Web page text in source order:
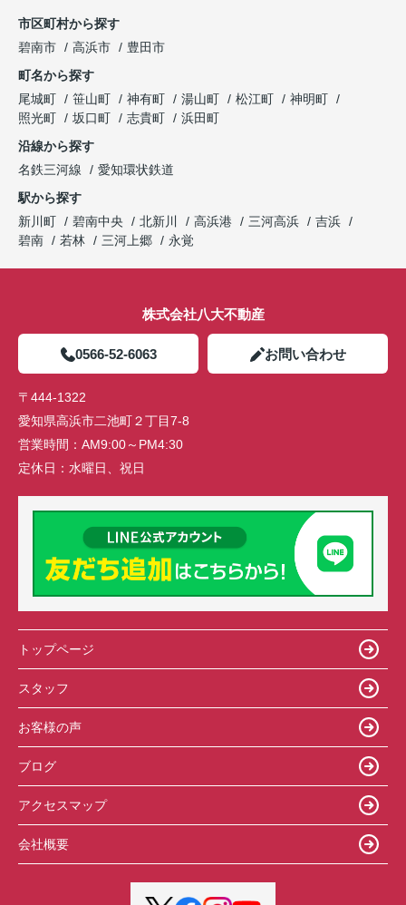
市区町村から探す
碧南市
高浜市
豊田市
町名から探す
尾城町
笹山町 神有町 湯山町 松江町
神明町
照光町
坂口町 志貴町
浜田町
沿線から探す
名鉄三河線
愛知環状鉄道
駅から探す
新川町
碧南中央 北新川 高浜港 三河高浜
吉浜
碧南
若林 三河上郷 永覚
株式会社八大不動産
0566-52-6063 お問い合わせ
〒444-1322
愛知県高浜市二池町２丁目7-8
営業時間： AM9:00～PM4:30
定休日： 水曜日、祝日
トップページ
スタッフ
お客様の声
ブログ
アクセスマップ
会社概要